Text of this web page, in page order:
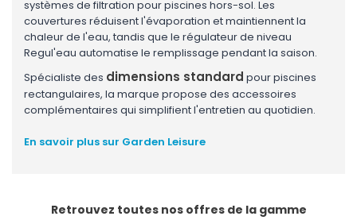
systèmes de filtration pour piscines hors-sol. Les
couvertures réduisent l'évaporation et maintiennent la
chaleur de l'eau, tandis que le régulateur de niveau
Regul'eau automatise le remplissage pendant la saison.
Spécialiste des dimensions standard pour piscines
rectangulaires, la marque propose des accessoires
complémentaires qui simplifient l'entretien au quotidien.
En savoir plus sur Garden Leisure
Retrouvez toutes nos offres de la gamme